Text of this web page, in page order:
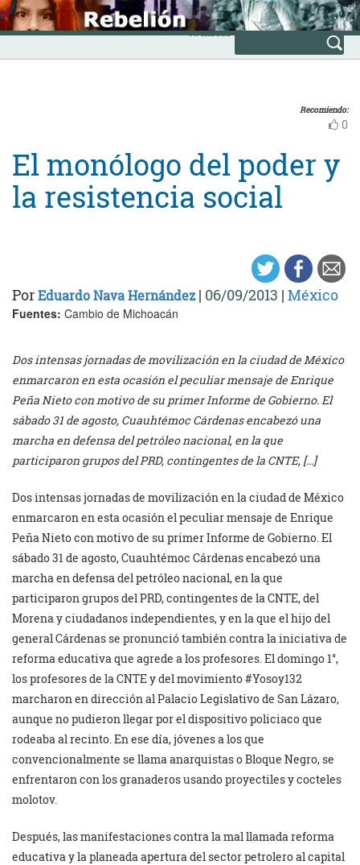
Skip
to
content
INICIO
Avanzada
Recomiendo:
0
El monólogo del poder y
la resistencia social
PorEduardo Nava Hernández| 06/09/2013 | México
Fuentes: Cambio de Michoacán
Dos intensas jornadas de movilización en la ciudad de México
enmarcaron en esta ocasión el peculiar mensaje de Enrique
Peña Nieto con motivo de su primer Informe de Gobierno. El
sábado 31 de agosto, Cuauhtémoc Cárdenas encabezó una
marcha en defensa del petróleo nacional, en la que
participaron grupos del PRD, contingentes de la CNTE, […]
Dos intensas jornadas de movilización en la ciudad de México
enmarcaron en esta ocasión el peculiar mensaje de Enrique
Peña Nieto con motivo de su primer Informe de Gobierno. El
sábado 31 de agosto, Cuauhtémoc Cárdenas encabezó una
marcha en defensa del petróleo nacional, en la que
participaron grupos del PRD, contingentes de la CNTE, del
Morena y ciudadanos independientes, y en la que el hijo del
general Cárdenas se pronunció también contra la iniciativa de
reforma educativa que agrede a los profesores. El domingo 1°,
los profesores de la CNTE y del movimiento #Yosoy132
marcharon en dirección al Palacio Legislativo de San Lázaro,
aunque no pudieron llegar por el dispositivo policiaco que
rodeaba al recinto. En ese día, jóvenes a los que
convencionalmente se llama anarquistas o Bloque Negro, se
enfrentaron con los granaderos usando proyectiles y cocteles
molotov.
Después, las manifestaciones contra la mal llamada reforma
educativa y la planeada apertura del sector petrolero al capital